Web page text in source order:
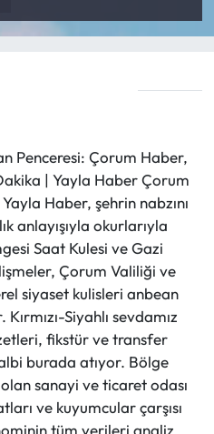
Penceresi: Çorum Haber,
| Yayla Haber Çorum
Yayla Haber, şehrin nabzını
anlayışıyla okurlarıyla
Saat Kulesi ve Gazi
Çorum Valiliği ve
siyaset kulisleri anbean
Siyahlı sevdamız
fikstür ve transfer
burada atıyor. Bölge
sanayi ve ticaret odası
ve kuyumcular çarşısı
tüm verileri analiz